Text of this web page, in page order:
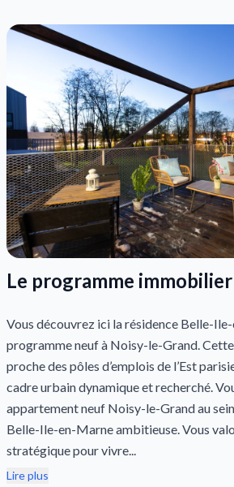
Le programme immobilier
Vous découvrez ici la résidence Belle-
programme neuf à Noisy-le-Grand.
proche des pôles d’emplois de l’Est
cadre urbain dynamique et recherché.
appartement neuf Noisy-le-Grand au sein
Belle-Ile-en-Marne ambitieuse. Vous
stratégique pour vivre...
Lire plus